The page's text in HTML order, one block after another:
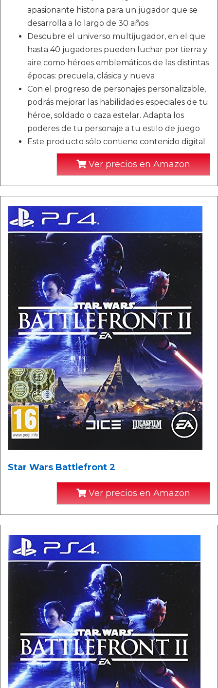
apasionante historia para un jugador que se
desarrolla a lo largo de 30 años
Descubre el universo multijugador, en el que
hasta 40 jugadores pueden luchar por tierra y
aire como héroes emblemáticos de las distintas
épocas: precuela, clásica y nueva
Con el progreso de personajes personalizable,
podrás mejorar las habilidades especiales de tu
héroe, soldado o caza estelar. Adapta los
poderes de tu personaje a tu estilo de juego
Este producto sólo contiene contenido digital
Ver precios en Amazon
Star Wars Battlefront 2
Ver precios en Amazon